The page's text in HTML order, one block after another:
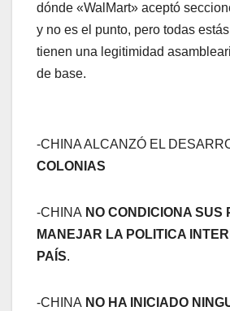
dónde «WalMart» aceptó
y no es el punto, pero todas
tienen una legitimidad
de base.
-CHINA ALCANZÓ EL
COLONIAS
-CHINA NO CONDICIONA SUS
MANEJAR LA POLITICA
PAÍS.
-CHINA NO HA INICIADO